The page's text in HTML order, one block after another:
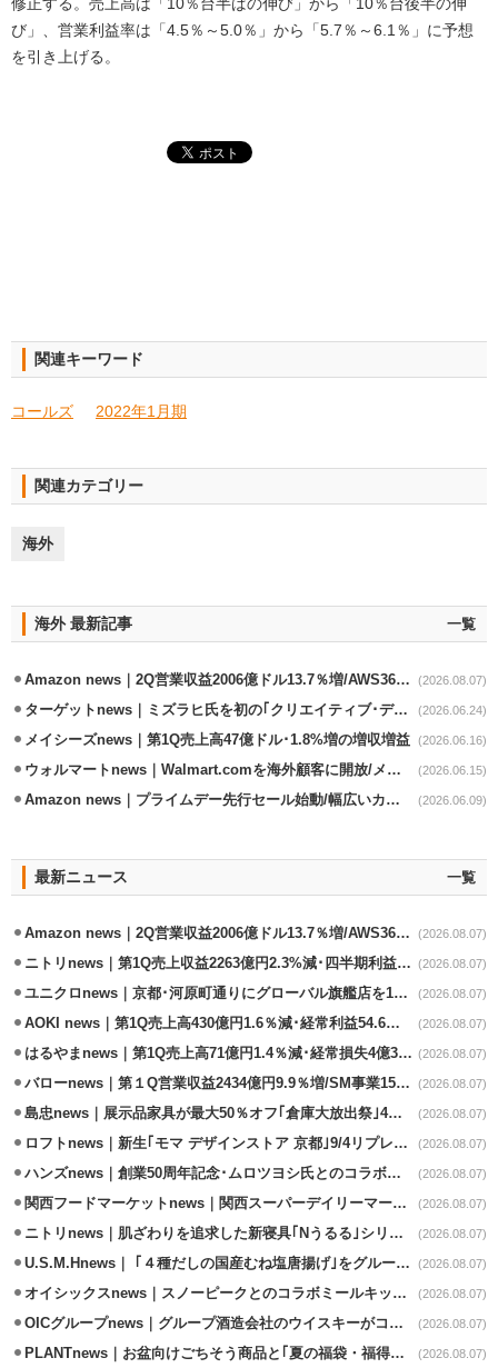
修正する。売上高は「10％台半ばの伸び」から「10％台後半の伸
び」、営業利益率は「4.5％～5.0％」から「5.7％～6.1％」に予想
を引き上げる。
関連キーワード
コールズ 2022年1月期
関連カテゴリー
海外
海外 最新記事 一覧
Amazon news｜2Q営業収益2006億ドル13.7％増/AWS36.8％％増が貢献 (2026.08.07)
ターゲットnews｜ミズラヒ氏を初の｢クリエイティブ･ディレクター｣に起用 (2026.06.24)
メイシーズnews｜第1Q売上高47億ドル･1.8%増の増収増益 (2026.06.16)
ウォルマートnews｜Walmart.comを海外顧客に開放/メキシコへ配送開始 (2026.06.15)
Amazon news｜プライムデー先行セール始動/幅広いカテゴリーで割引き (2026.06.09)
最新ニュース 一覧
Amazon news｜2Q営業収益2006億ドル13.7％増/AWS36.8％％増が貢献 (2026.08.07)
ニトリnews｜第1Q売上収益2263億円2.3%減･四半期利益1.4％減 (2026.08.07)
ユニクロnews｜京都･河原町通りにグローバル旗艦店を11/6開設 (2026.08.07)
AOKI news｜第1Q売上高430億円1.6％減･経常利益54.6％減 (2026.08.07)
はるやまnews｜第1Q売上高71億円1.4％減･経常損失4億3800万円 (2026.08.07)
バローnews｜第１Q営業収益2434億円9.9％増/SM事業15.5％増と絶好調 (2026.08.07)
島忠news｜展示品家具が最大50％オフ｢倉庫大放出祭｣4店舗限定で開催 (2026.08.07)
ロフトnews｜新生｢モマ デザインストア 京都｣9/4リプレイスオープン (2026.08.07)
ハンズnews｜創業50周年記念･ムロツヨシ氏とのコラボ企画｢ムロハンズ｣開催 (2026.08.07)
関西フードマーケットnews｜関西スーパーデイリーマート蒲生店8/7改装 (2026.08.07)
ニトリnews｜肌ざわりを追求した新寝具｢Nうるる｣シリーズを発売 (2026.08.07)
U.S.M.Hnews｜ ｢４種だしの国産むね塩唐揚げ｣をグループ610店で共同販促 (2026.08.07)
オイシックスnews｜スノーピークとのコラボミールキット8/13発売 (2026.08.07)
OICグループnews｜グループ酒造会社のウイスキーがコンペティション受賞 (2026.08.07)
PLANTnews｜お盆向けごちそう商品と｢夏の福袋・福得カート｣8/8から開催 (2026.08.07)